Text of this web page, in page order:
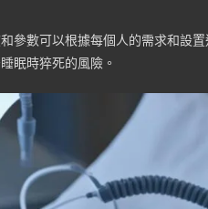
參數可以根據每個人的需求和設
眠時猝死的風險。